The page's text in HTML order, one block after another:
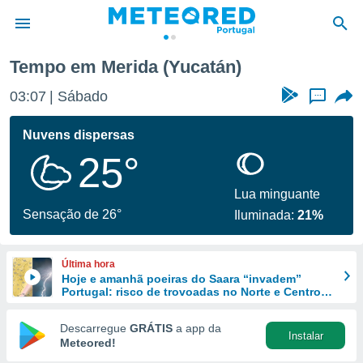
da
foi
fornecidas
a este
das
e
forma
digital
Tempo em Merida (Yucatán)
03:07 Sábado ...
Nuvens dispersas
25°
Sensação de 26°
Lua minguante
Iluminada:21%
Última hora
Hoje e amanhã poeiras do Saara “invadem”
Portugal: risco de trovoadas no Norte e Centro
Descarregue GRÁTIS a app da
Meteored!
Instalar